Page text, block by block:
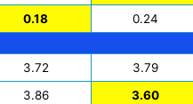
0.18 0.24
3.72 3.79
3.86 3.60